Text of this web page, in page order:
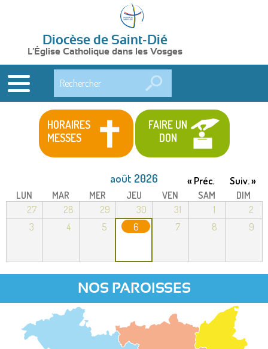
Diocèse de Saint-Dié
L'Église Catholique dans les Vosges
HORAIRES
MESSES
FAIRE UN
DON
août 2026 « Préc. Suiv. »
LUN MAR MER JEU VEN SAM
DIM
27
28 29 30 31 1
2
3
4 5 6 7 8 9
NOS PAROISSES